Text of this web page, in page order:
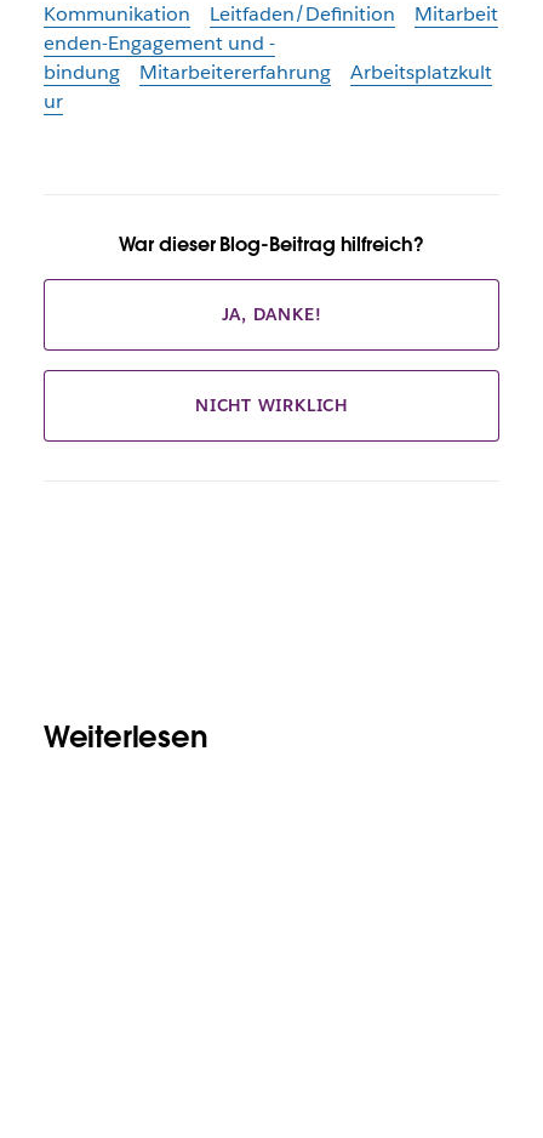
Kommunikation Leitfaden/Definition
Mitarbeit
enden-Engagement und -
bindung
Mitarbeitererfahrung
Arbeitsplatzkult
ur
War dieser Blog-Beitrag hilfreich?
JA, DANKE!
NICHT WIRKLICH
Weiterlesen